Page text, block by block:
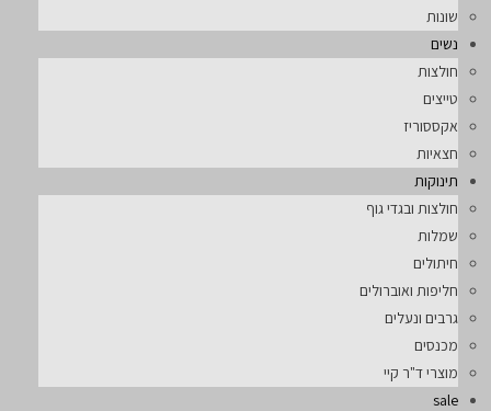
שונות
נשים
חולצות
טייצים
אקססוריז
חצאיות
תינוקות
חולצות ובגדי גוף
שמלות
חיתולים
חליפות ואוברולים
גרבים ונעלים
מכנסים
מוצרי ד"ר קיי
sale